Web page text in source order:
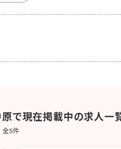
で現在掲載中の求人一
全5件